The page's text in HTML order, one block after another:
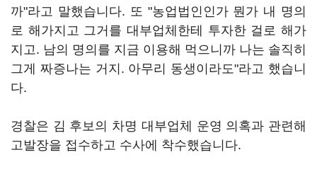
까"라고 말했습니다. 또 "농업법인인가 뭔가 내 명의
로 해가지고 그거를 대부업체한테 투자한 걸로 해가
지고. 남의 명의를 지금 이용해 먹으니까 나는 솔직히
그게 짜증나는 거지. 아무리 동생이라도"라고 했습니
다.
경찰은 김 후보의 차명 대부업체 운영 의혹과 관련해
고발장을 접수하고 수사에 착수했습니다.